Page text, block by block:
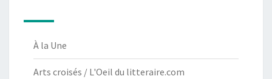
À la Une
Arts croisés / L'Oeil du litteraire.com